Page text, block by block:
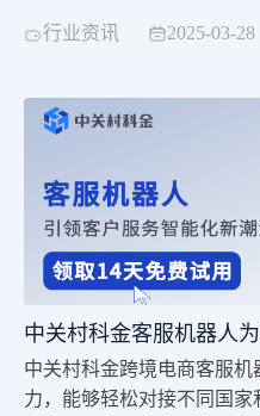
器人能迅速理解客户咨询
行业资讯 2025-03-28
中关村科金客服机器人
中关村科金跨境电商客服
力，能够轻松对接不同国